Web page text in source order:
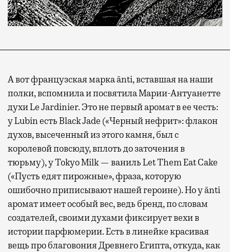
А вот французская марка ānti, вставшая на наши
полки, вспомнила и посвятила Марии-Антуанетте
духи Le Jardinier. Это не первый аромат в ее честь:
у Lubin есть Black Jade («Черный нефрит»: флакон
духов, высеченный из этого камня, был с
королевой повсюду, вплоть до заточения в
тюрьму), у Tokyo Milk — ваниль Let Them Eat Cake
(«Пусть едят пирожные», фраза, которую
ошибочно приписывают нашей героине). Но у ānti
аромат имеет особый вес, ведь бренд, по словам
создателей, своими духами фиксирует вехи в
истории парфюмерии. Есть в линейке красивая
вещь про благовония Древнего Египта, откуда, как